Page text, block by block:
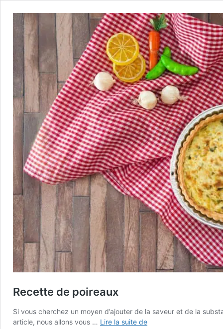
Recette de poireaux
Si vous cherchez un moyen d’ajouter de la saveur et de la
article, nous allons vous … Lire la suite deRecette